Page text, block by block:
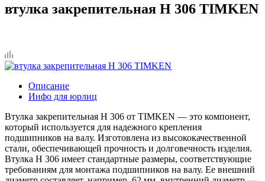
втулка закрепительная H 306 TIMKEN
Описание
Инфо для юрлиц
Втулка закрепительная H 306 от TIMKEN — это компонент,
который используется для надежного крепления
подшипников на валу. Изготовлена из высококачественной
стали, обеспечивающей прочность и долговечность изделия.
Втулка H 306 имеет стандартные размеры, соответствующие
требованиям для монтажа подшипников на валу. Ее внешний